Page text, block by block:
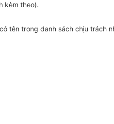
kèm theo).
tên trong danh sách chịu trách